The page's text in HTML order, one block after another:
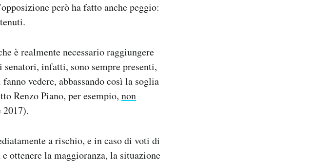
però ha fatto anche peggio:
è realmente necessario raggiungere
infatti, sono sempre presenti,
vedere, abbassando così la soglia
Renzo Piano, per esempio, non
2017).
a rischio, e in caso di voti di
ottenere la maggioranza, la situazione